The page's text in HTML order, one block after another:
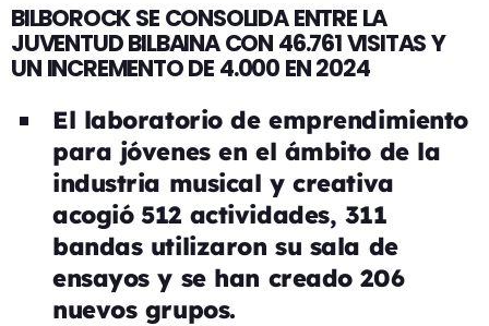
BILBOROCK SE CONSOLIDA ENTRE LA
JUVENTUD BILBAINA CON 46.761 VISITAS Y
UN INCREMENTO DE 4.000 EN 2024
El laboratorio de emprendimiento
para jóvenes en el ámbito de la
industria musical y creativa
acogió 512 actividades, 311
bandas utilizaron su sala de
ensayos y se han creado 206
nuevos grupos.